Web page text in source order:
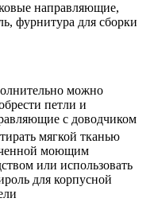
направляющие,
фурнитура для сборки
можно
петли и
с доводчиком
мягкой тканью
моющим
или использовать
для корпусной